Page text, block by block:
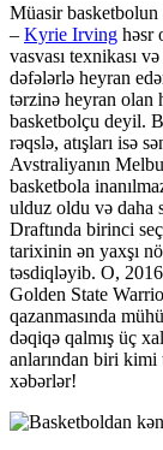
Müasir basketbolun
– Kyrie Irving həsr
vasvası texnikası
dəfələrlə heyran
tərzinə heyran olan
basketbolçu deyil.
rəqslə, atışları isə
Avstraliyanın
basketbola
ulduz oldu və daha
Draftında birinci
tarixinin ən yaxşı
təsdiqləyib. O,
Golden State
qazanmasında
dəqiqə qalmış üç
anlarından biri
xəbərlər!